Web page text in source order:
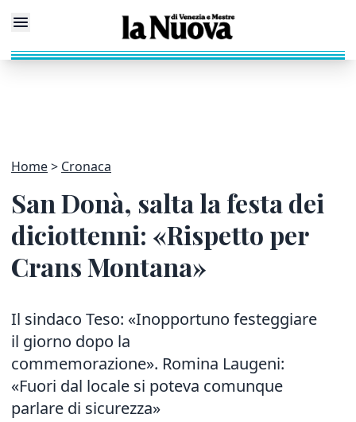
Home Cronaca
San Donà, salta la festa dei
diciottenni: «Rispetto per
Crans Montana»
Il sindaco Teso: «Inopportuno festeggiare
il giorno dopo la
commemorazione». Romina Laugeni:
«Fuori dal locale si poteva comunque
parlare di sicurezza»